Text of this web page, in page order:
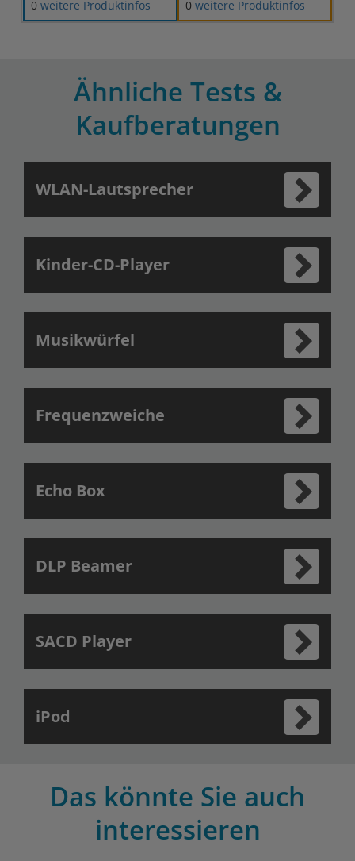
0weitere Produktinfos 0weitere Produktinfos
Ähnliche Tests &
Kaufberatungen
WLAN-Lautsprecher
Kinder-CD-Player
Musikwürfel
Frequenzweiche
Echo Box
DLP Beamer
SACD Player
iPod
Das könnte Sie auch
interessieren